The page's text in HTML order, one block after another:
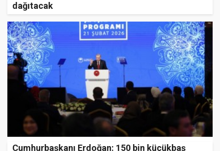
dağıtacak
Cumhurbaşkanı Erdoğan: 150 bin küçükbaş